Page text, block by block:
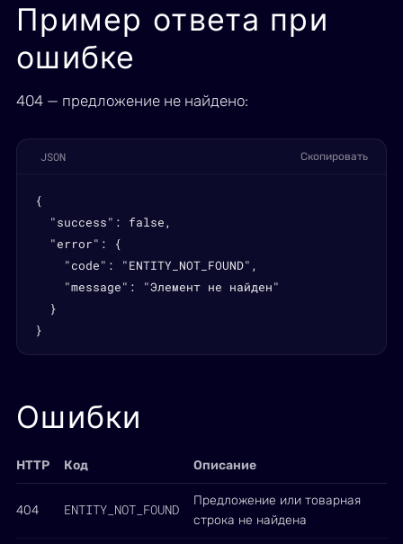
Пример ответа при
ошибке
404 — предложение не найдено:
JSON Скопировать
{
  "success": false,
  "error": {
    "code": "ENTITY_NOT_FOUND",
    "message": "Элемент не найден"
  }
}
Ошибки
HTTP Код Описание
404 ENTITY_NOT_FOUND
Предложение или товарная
строка не найдена